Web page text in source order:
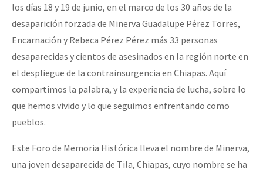
los días 18 y 19 de junio, en el marco de los 30 años de la
desaparición forzada de Minerva Guadalupe Pérez Torres,
Encarnación y Rebeca Pérez Pérez más 33 personas
desaparecidas y cientos de asesinados en la región norte en
el despliegue de la contrainsurgencia en Chiapas. Aquí
compartimos la palabra, y la experiencia de lucha, sobre lo
que hemos vivido y lo que seguimos enfrentando como
pueblos.
Este Foro de Memoria Histórica lleva el nombre de Minerva,
una joven desaparecida de Tila, Chiapas, cuyo nombre se ha